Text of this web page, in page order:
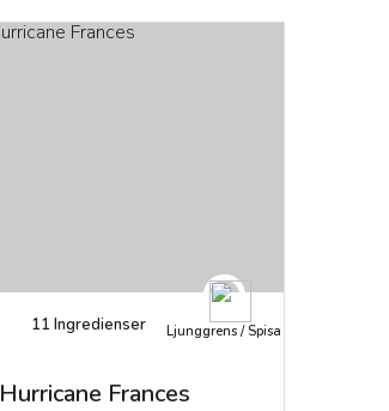
11 Ingredienser
Hurricane Frances
Ljunggrens / Spisa